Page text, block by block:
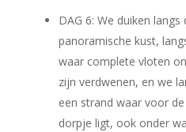
DAG 6: We duiken langs
panoramische kust,
waar complete vloten
zijn verdwenen, en we
een strand waar voor
dorpje ligt, ook onder